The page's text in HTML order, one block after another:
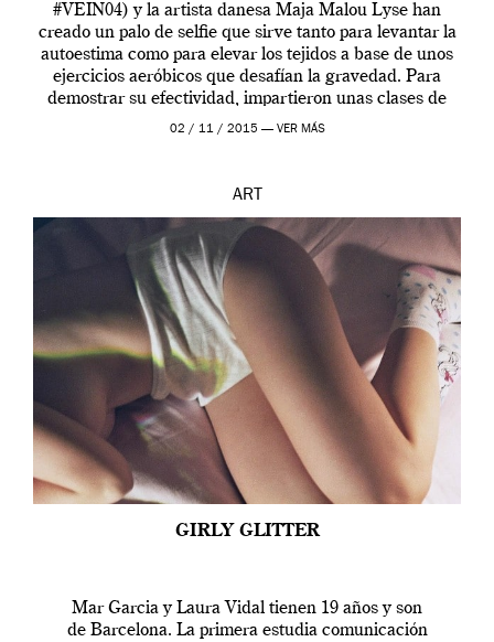
#VEIN04) y la artista danesa Maja Malou Lyse han
creado un palo de selfie que sirve tanto para levantar la
autoestima como para elevar los tejidos a base de unos
ejercicios aeróbicos que desafían la gravedad. Para
demostrar su efectividad, impartieron unas clases de
prueba en el Tate […]
02 / 11 / 2015 — VER MÁS
ART
GIRLY GLITTER
Mar Garcia y Laura Vidal tienen 19 años y son
de Barcelona. La primera estudia comunicación